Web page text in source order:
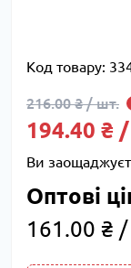
Код товару:
216.00 ₴ / шт.
194.40 ₴
Ви
Оптові
161.00 ₴ /